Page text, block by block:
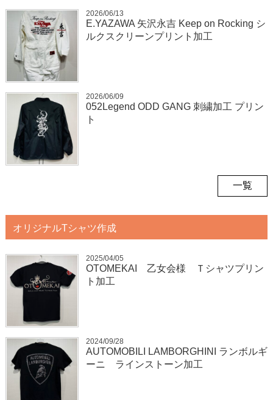
2026/06/13
E.YAZAWA 矢沢永吉 Keep on Rocking シ
ルクスクリーンプリント加工
2026/06/09
052Legend ODD GANG 刺繍加工 プリン
ト
一覧
オリジナルTシャツ作成
2025/04/05
OTOMEKAI 乙女会様 Ｔシャツプリン
ト加工
2024/09/28
AUTOMOBILI LAMBORGHINI ランボルギ
ーニ ラインストーン加工